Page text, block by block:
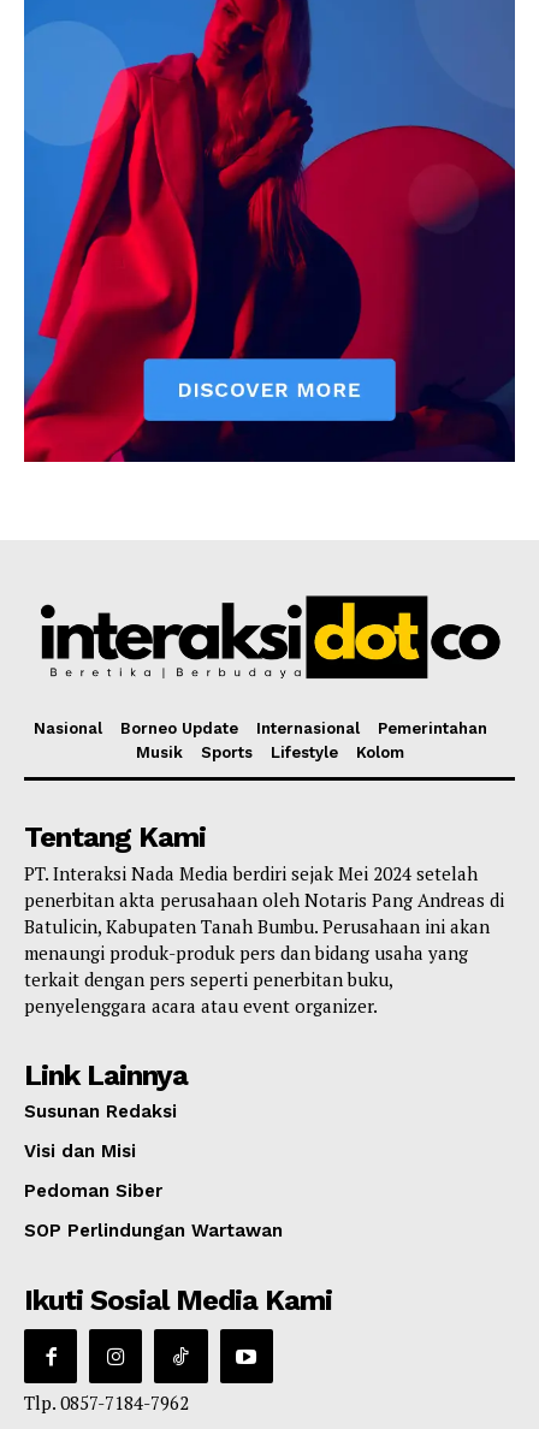
Nasional Borneo Update Internasional
Pemerintahan
Musik
Sports Lifestyle Kolom
Tentang Kami
PT. Interaksi Nada Media berdiri sejak Mei 2024 setelah
penerbitan akta perusahaan oleh Notaris Pang Andreas di
Batulicin, Kabupaten Tanah Bumbu. Perusahaan ini akan
menaungi produk-produk pers dan bidang usaha yang
terkait dengan pers seperti penerbitan buku,
penyelenggara acara atau event organizer.
Link Lainnya
Susunan Redaksi
Visi dan Misi
Pedoman Siber
SOP Perlindungan Wartawan
Ikuti Sosial Media Kami
Tlp. 0857-7184-7962